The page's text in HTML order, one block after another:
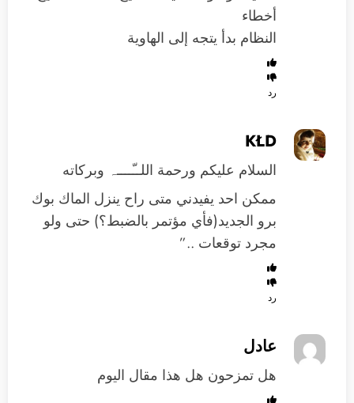
أخطاء
النظام بدأ يتجه إلى الهاوية
رد
KŁD
السلام عليكم ورحمة اللــّــــہ وبركاته
ممكن احد يفيدني متى راح ينزل الماك بوك
برو الجديد(فأي مؤتمر بالضبط؟) حتى ولو
مجرد توقعات ..”
رد
عادل
هل تمزحون هل هذا مقال اليوم